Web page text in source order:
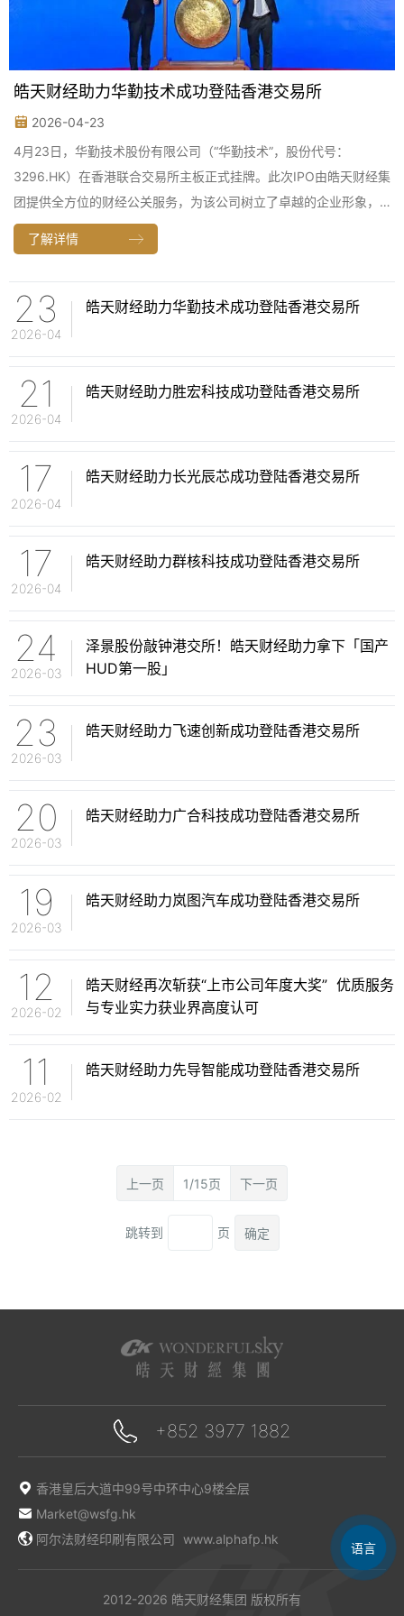
皓天财经助力华勤技术成功登陆香港交易所
2026-04-23
4月23日，华勤技术股份有限公司（“华勤技术”，股份代号：
3296.HK）在香港联合交易所主板正式挂牌。此次IPO由皓天财经集
团提供全方位的财经公关服务，为该公司树立了卓越的企业形象，
上市项目亦取得圆满成功。
了解详情
23
2026-04
皓天财经助力华勤技术成功登陆香港交易所
21
2026-04
皓天财经助力胜宏科技成功登陆香港交易所
17
2026-04
皓天财经助力长光辰芯成功登陆香港交易所
17
2026-04
皓天财经助力群核科技成功登陆香港交易所
24
2026-03
泽景股份敲钟港交所！皓天财经助力拿下「国产
HUD第一股」
23
2026-03
皓天财经助力飞速创新成功登陆香港交易所
20
2026-03
皓天财经助力广合科技成功登陆香港交易所
19
2026-03
皓天财经助力岚图汽车成功登陆香港交易所
12
2026-02
皓天财经再次斩获“上市公司年度大奖” 优质服务
与专业实力获业界高度认可
11
2026-02
皓天财经助力先导智能成功登陆香港交易所
上一页 1/15页 下一页
跳转到 页 确定
+852 3977 1882
香港皇后大道中99号中环中心9楼全层
Market@wsfg.hk
阿尔法财经印刷有限公司 www.alphafp.hk
2012-2026 皓天财经集团 版权所有
语言
En
繁
简